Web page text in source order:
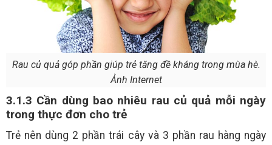
Rau củ quả góp phần giúp trẻ tăng đề kháng trong mùa hè.
Ảnh Internet
3.1.3 Cần dùng bao nhiêu rau củ quả mỗi ngày
trong thực đơn cho trẻ
Trẻ nên dùng 2 phần trái cây và 3 phần rau hàng ngày